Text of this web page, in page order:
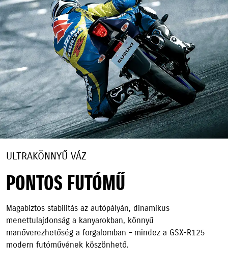
ULTRAKÖNNYŰ VÁZ
PONTOS FUTÓMŰ
Magabiztos stabilitás az autópályán, dinamikus
menettulajdonság a kanyarokban, könnyű
manőverezhetőség a forgalomban – mindez a GSX-R125
modern futóművének köszönhető.